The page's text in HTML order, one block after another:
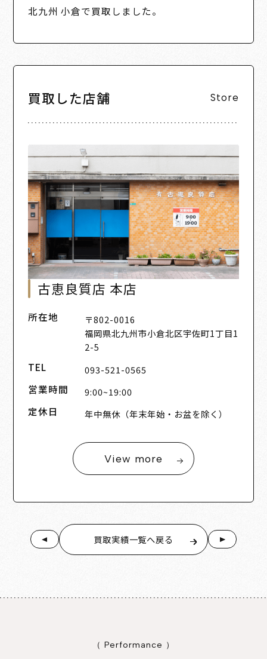
北九州 小倉で買取しました。
買取した店舗 Store
古恵良質店 本店
所在地
〒802-0016
福岡県北九州市小倉北区宇佐町1丁目1
2-5
TEL 093-521-0565
営業時間 9:00~19:00
定休日 年中無休（年末年始・お盆を除く）
View more
買取実績一覧へ戻る
（ Performance ）